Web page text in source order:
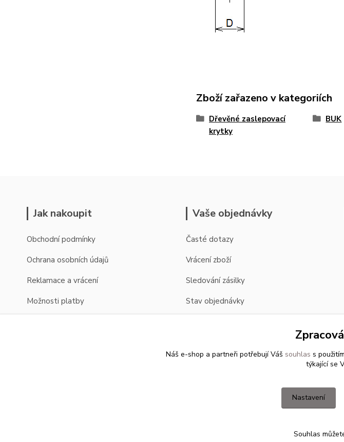
Zboží zařazeno v kategoriích
Dřevěné zaslepovací
krytky
BUK
Jak nakoupit
Obchodní podmínky
Ochrana osobních údajů
Reklamace a vrácení
Možnosti platby
Vaše objednávky
Časté dotazy
Vrácení zboží
Sledování zásilky
Stav objednávky
Náš e-shop a partneři potřebují Váš souhlas s
týkající se
Nastavení
Souhlas